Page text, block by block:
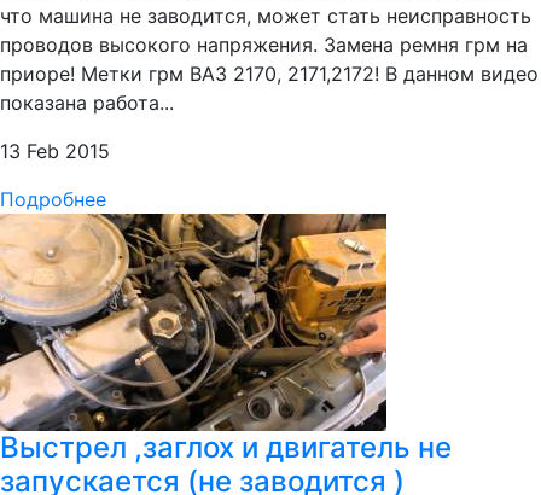
что машина не заводится, может стать неисправность
проводов высокого напряжения. Замена ремня грм на
приоре! Метки грм ВАЗ 2170, 2171,2172! В данном видео
показана работа...
13 Feb 2015
Подробнее
Выстрел ,заглох и двигатель не
запускается (не заводится )